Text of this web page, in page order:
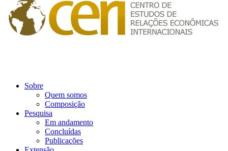
Sobre
Quem somos
Composição
Pesquisa
Em andamento
Concluídas
Publicações